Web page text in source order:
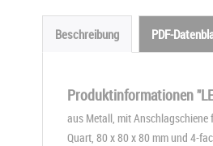
Beschreibung PDF-
Produktinformationen
aus Metall, mit Anschlagschiene
Quart, 80 x 80 x 80 mm und 4-